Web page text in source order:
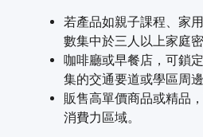
若產品如親子課程、家
數集中於三人以上家庭密
咖啡廳或早餐店，可鎖
集的交通要道或學區周邊
販售高單價商品或精品
消費力區域。